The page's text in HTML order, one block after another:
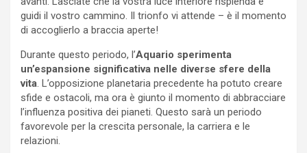
guidi il vostro cammino. Il trionfo vi attende – è il momento
di accoglierlo a braccia aperte!
Durante questo periodo, l’Aquario sperimenta
un’espansione significativa nelle diverse sfere della
vita . L’opposizione planetaria precedente ha potuto creare
sfide e ostacoli, ma ora è giunto il momento di abbracciare
l’influenza positiva dei pianeti. Questo sarà un periodo
favorevole per la crescita personale, la carriera e le
relazioni.